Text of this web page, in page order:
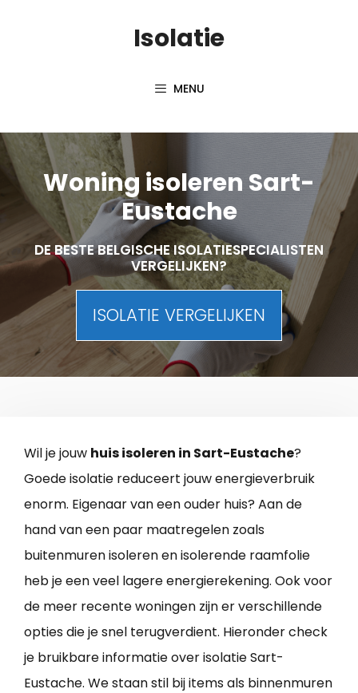
Isolatie
MENU
Woning isoleren Sart-
Eustache
DE BESTE BELGISCHE ISOLATIESPECIALISTEN
VERGELIJKEN?
ISOLATIE VERGELIJKEN
Wil je jouw huis isoleren in Sart-Eustache?
Goede isolatie reduceert jouw energieverbruik
enorm. Eigenaar van een ouder huis? Aan de
hand van een paar maatregelen zoals
buitenmuren isoleren en isolerende raamfolie
heb je een veel lagere energierekening. Ook voor
de meer recente woningen zijn er verschillende
opties die je snel terugverdient. Hieronder check
je bruikbare informatie over isolatie Sart-
Eustache. We staan stil bij items als binnenmuren